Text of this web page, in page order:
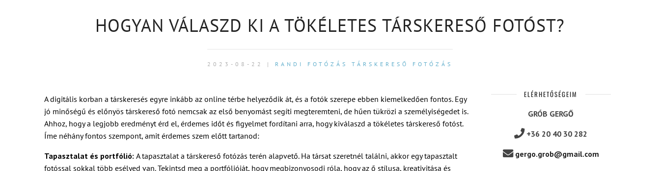
HOGYAN VÁLASZD KI A TÖKÉLETES TÁRSKERESŐ FOTÓST?
2023-08-22 | RANDI FOTÓZÁS TÁRSKERESŐ FOTÓZÁS
A digitális korban a társkeresés egyre inkább az online térbe helyeződik át, és a fotók szerepe ebben kiemelkedően fontos. Egy
jó minőségű és előnyös társkereső fotó nemcsak az első benyomást segíti megteremteni, de hűen tükrözi a személyiségedet is.
Ahhoz, hogy a legjobb eredményt érd el, érdemes időt és figyelmet fordítani arra, hogy kiválaszd a tökéletes társkereső fotóst.
Íme néhány fontos szempont, amit érdemes szem előtt tartanod:
Tapasztalat és portfólió: A tapasztalat a társkereső fotózás terén alapvető. Ha társat szeretnél találni, akkor egy tapasztalt
fotóssal sokkal több esélyed van. Tekintsd meg a portfólióját, hogy megbizonyosodj róla, hogy az ő stílusa, kreativitása és
ELÉRHETŐSÉGEIM
GRÓB GERGŐ
+36 20 40 30 282
gergo.grob@gmail.com